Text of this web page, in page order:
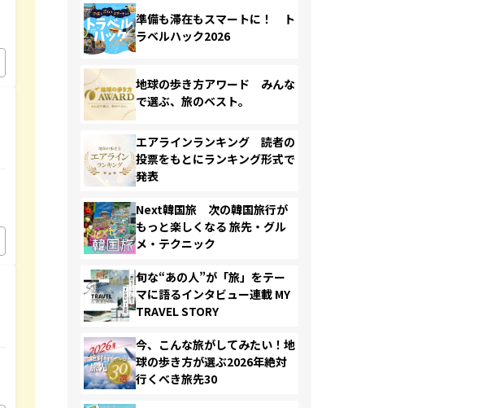
準備も滞在もスマートに！ ト
ラベルハック2026
地球の歩き方アワード みんな
で選ぶ、旅のベスト。
エアラインランキング 読者の
投票をもとにランキング形式で
発表
Next韓国旅 次の韓国旅行が
もっと楽しくなる 旅先・グル
メ・テクニック
旬な“あの人”が「旅」をテー
マに語るインタビュー連載 MY
TRAVEL STORY
今、こんな旅がしてみたい！地
球の歩き方が選ぶ2026年絶対
行くべき旅先30